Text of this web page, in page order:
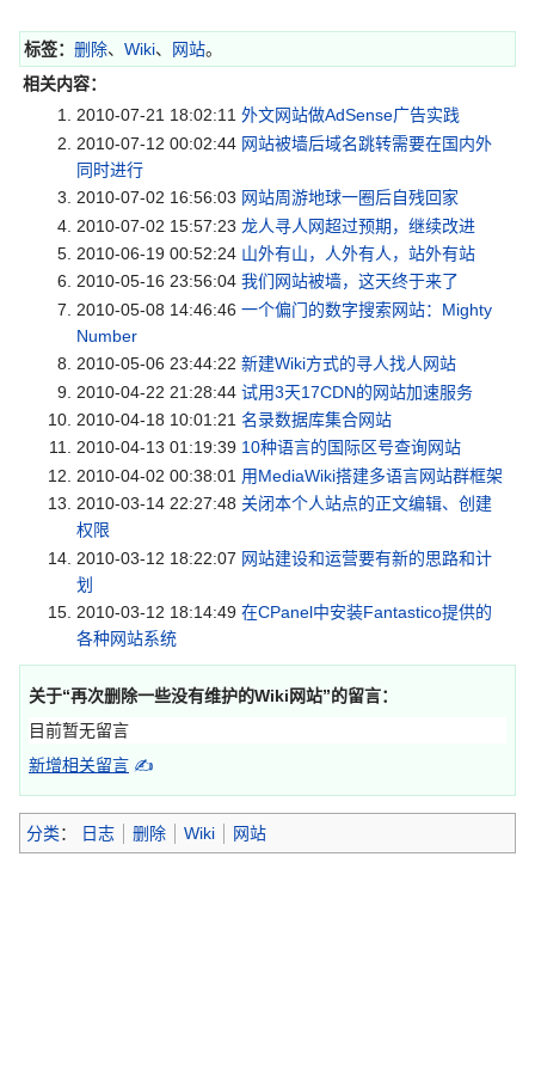
标签： 删除、 Wiki、 网站。
相关内容：
2010-07-21 18:02:11 外文网站做AdSense广告实践
2010-07-12 00:02:44 网站被墙后域名跳转需要在国内外
同时进行
2010-07-02 16:56:03 网站周游地球一圈后自残回家
2010-07-02 15:57:23 龙人寻人网超过预期，继续改进
2010-06-19 00:52:24 山外有山，人外有人，站外有站
2010-05-16 23:56:04 我们网站被墙，这天终于来了
2010-05-08 14:46:46 一个偏门的数字搜索网站：Mighty
Number
2010-05-06 23:44:22 新建Wiki方式的寻人找人网站
2010-04-22 21:28:44 试用3天17CDN的网站加速服务
2010-04-18 10:01:21 名录数据库集合网站
2010-04-13 01:19:39 10种语言的国际区号查询网站
2010-04-02 00:38:01 用MediaWiki搭建多语言网站群框架
2010-03-14 22:27:48 关闭本个人站点的正文编辑、创建
权限
2010-03-12 18:22:07 网站建设和运营要有新的思路和计
划
2010-03-12 18:14:49 在CPanel中安装Fantastico提供的
各种网站系统
关于“再次删除一些没有维护的Wiki网站”的留言：
目前暂无留言
新增相关留言 ✍
分类： 日志 删除 Wiki 网站